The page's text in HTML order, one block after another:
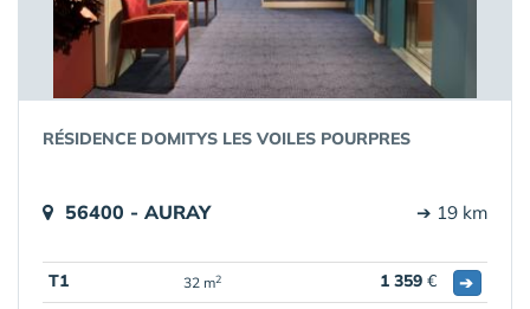
RÉSIDENCE DOMITYS LES VOILES POURPRES
56400 - AURAY ➔ 19 km
T1 32 m2 1 359 €
➔